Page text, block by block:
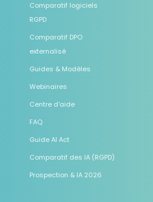
Comparatif logiciels
RGPD
Comparatif DPO
externalisé
Guides & Modèles
Webinaires
Centre d'aide
FAQ
Guide AI Act
Comparatif des IA (RGPD)
Prospection & IA 2026